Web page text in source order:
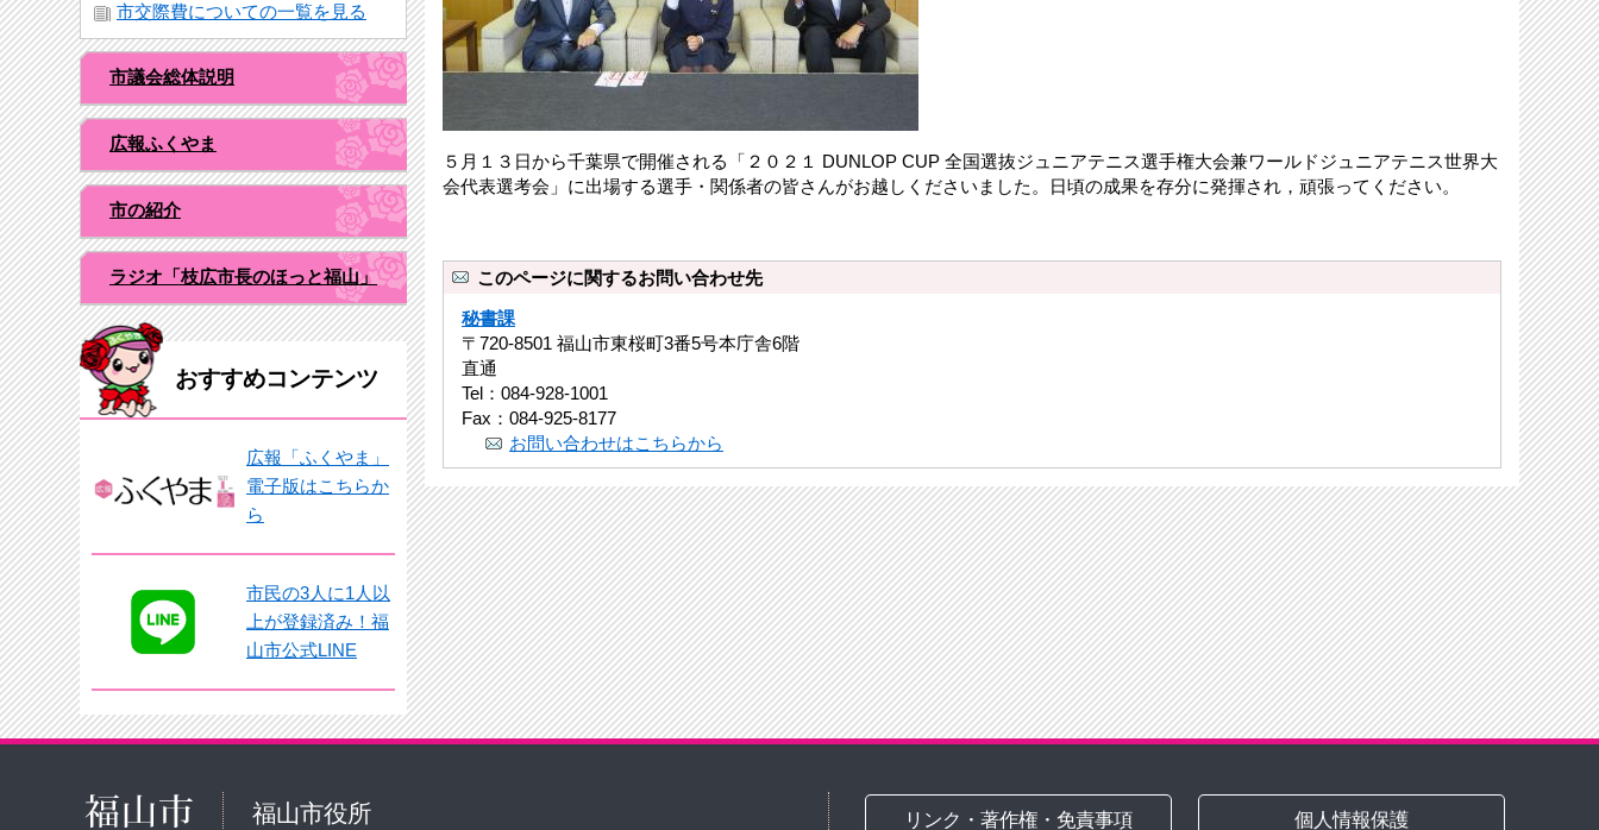
市交際費についての一覧を見る
市議会総体説明
広報ふくやま
市の紹介
ラジオ「枝広市長のほっと福山」
おすすめコンテンツ
広報「ふくやま」
電子版はこちらか
ら
市民の3人に1人以
上が登録済み！福
山市公式LINE
５月１３日から千葉県で開催される「２０２１ DUNLOP CUP 全国選抜ジュニアテニス選手権大会兼ワールドジュニアテニス世界大
会代表選考会」に出場する選手・関係者の皆さんがお越しくださいました。日頃の成果を存分に発揮され，頑張ってください。
このページに関するお問い合わせ先
秘書課
〒720-8501 福山市東桜町3番5号本庁舎6階
直通
Tel：084-928-1001
Fax：084-925-8177
お問い合わせはこちらから
福山市役所 リンク・著作権・免責事項 個人情報保護